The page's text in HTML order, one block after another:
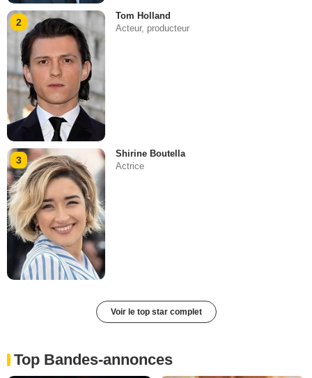
2
Tom Holland
Acteur, producteur
3
Shirine Boutella
Actrice
Voir le top star complet
Top Bandes-annonces